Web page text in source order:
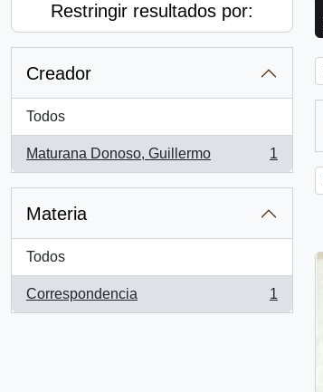
Restringir resultados por:
Creador
Todos
Maturana Donoso, Guillermo
, 1 resultados
1
Materia
Todos
Correspondencia
, 1 resultados
1